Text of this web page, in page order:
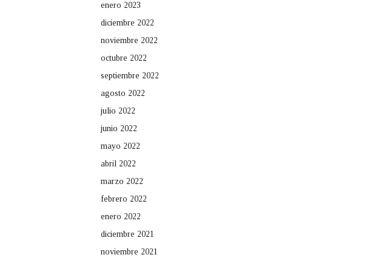
enero 2023
diciembre 2022
noviembre 2022
octubre 2022
septiembre 2022
agosto 2022
julio 2022
junio 2022
mayo 2022
abril 2022
marzo 2022
febrero 2022
enero 2022
diciembre 2021
noviembre 2021